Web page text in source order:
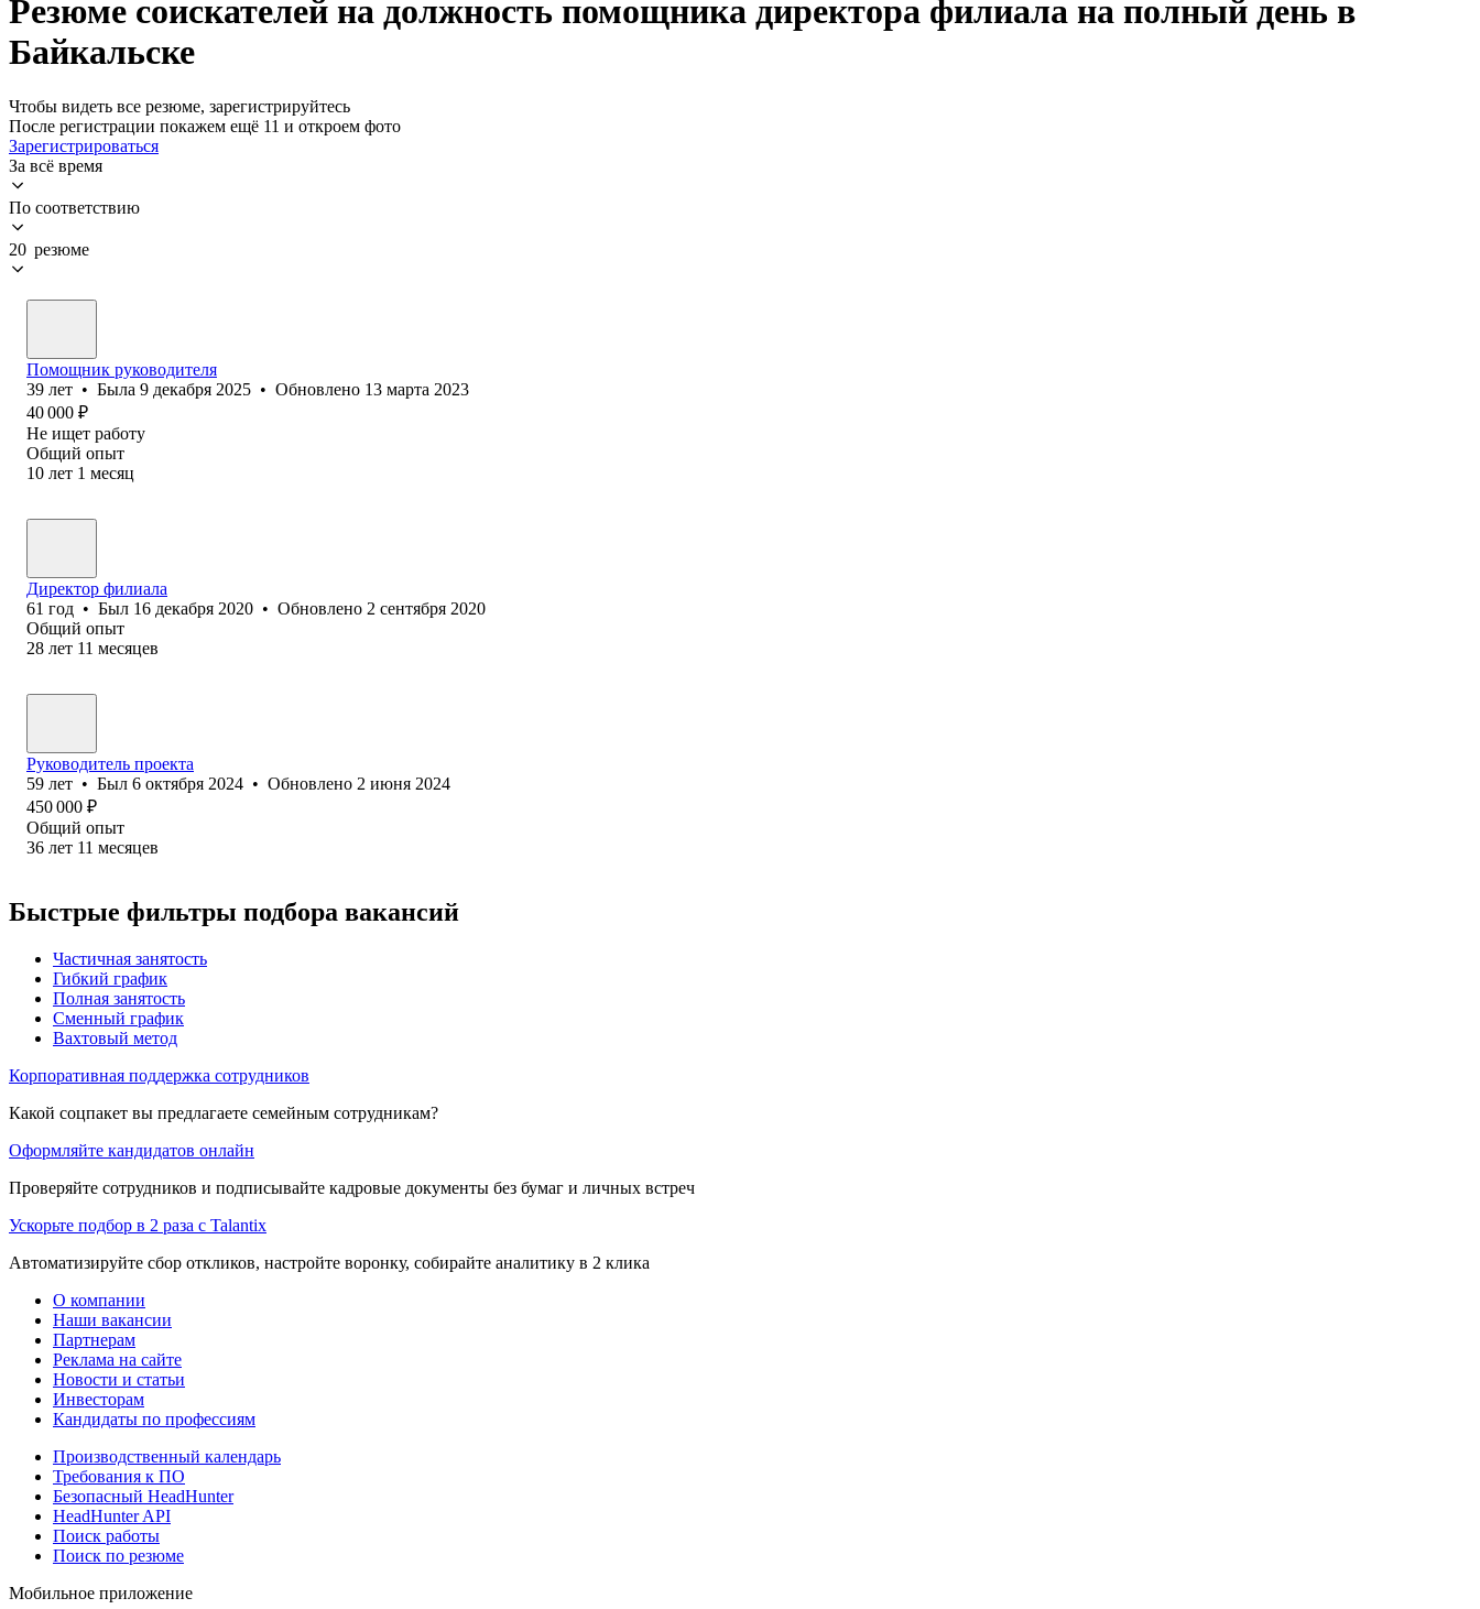
Резюме соискателей на должность помощника директора филиала на полный день в
Байкальске
Чтобы видеть все резюме, зарегистрируйтесь
После регистрации покажем ещё 11 и откроем фото
Зарегистрироваться
За всё время
По соответствию
20 резюме
Помощник руководителя
39 лет • Была 9 декабря 2025 • Обновлено 13 марта 2023
40 000 ₽
Не ищет работу
Общий опыт
10 лет 1 месяц
Директор филиала
61 год • Был 16 декабря 2020 • Обновлено 2 сентября 2020
Общий опыт
28 лет 11 месяцев
Руководитель проекта
59 лет • Был 6 октября 2024 • Обновлено 2 июня 2024
450 000 ₽
Общий опыт
36 лет 11 месяцев
Быстрые фильтры подбора вакансий
Частичная занятость
Гибкий график
Полная занятость
Сменный график
Вахтовый метод
Корпоративная поддержка сотрудников
Какой соцпакет вы предлагаете семейным сотрудникам?
Оформляйте кандидатов онлайн
Проверяйте сотрудников и подписывайте кадровые документы без бумаг и личных встреч
Ускорьте подбор в 2 раза с Talantix
Автоматизируйте сбор откликов, настройте воронку, собирайте аналитику в 2 клика
О компании
Наши вакансии
Партнерам
Реклама на сайте
Новости и статьи
Инвесторам
Кандидаты по профессиям
Производственный календарь
Требования к ПО
Безопасный HeadHunter
HeadHunter API
Поиск работы
Поиск по резюме
Мобильное приложение